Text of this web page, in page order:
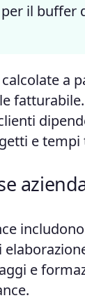
il buffer
a
e
e